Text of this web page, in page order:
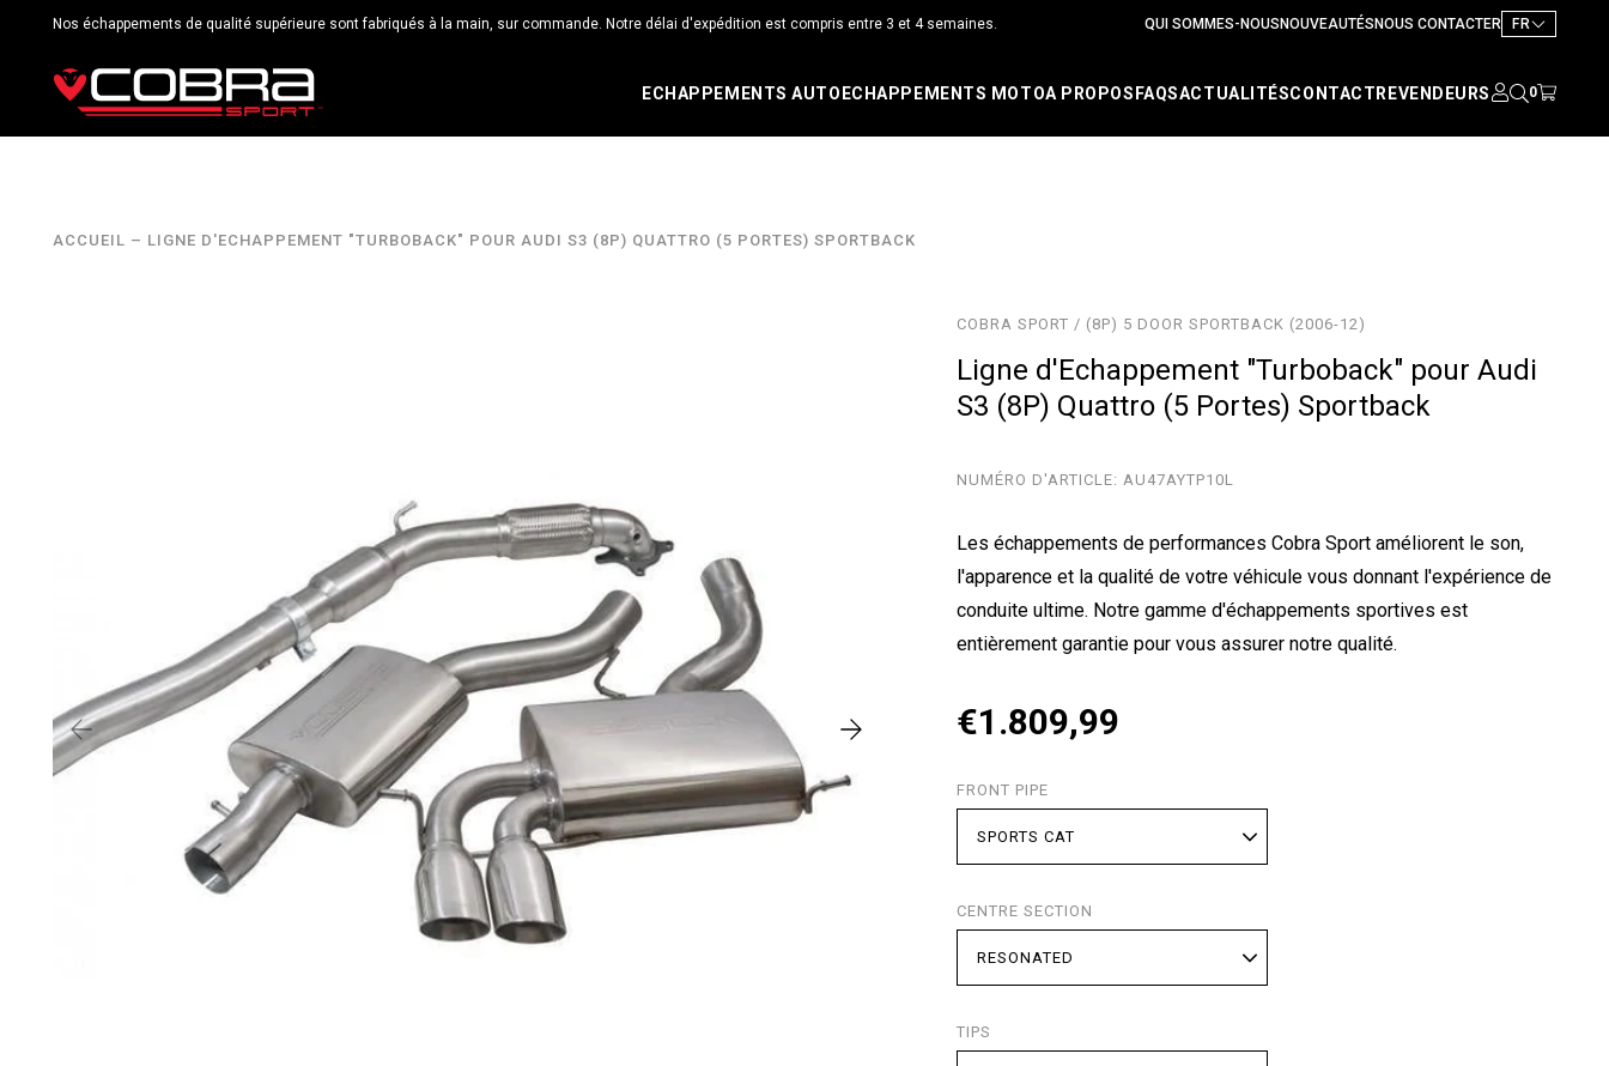
Nos échappements de qualité supérieure sont fabriqués à la main, sur commande. Notre délai d'expédition est compris entre 3 et 4 semaines. QUI SOMMES-NOUS NOUVEAUTÉS NOUS CONTACTER FR
ECHAPPEMENTS AUTOECHAPPEMENTS MOTOA PROPOSFAQSACTUALITÉSCONTACTREVENDEURS 0
ACCUEIL – LIGNE D'ECHAPPEMENT "TURBOBACK" POUR AUDI S3 (8P) QUATTRO (5 PORTES) SPORTBACK
COBRA SPORT / (8P) 5 DOOR SPORTBACK (2006-12)
Ligne d'Echappement "Turboback" pour Audi
S3 (8P) Quattro (5 Portes) Sportback
NUMÉRO D'ARTICLE: AU47AYTP10L
Les échappements de performances Cobra Sport améliorent le son,
l'apparence et la qualité de votre véhicule vous donnant l'expérience de
conduite ultime. Notre gamme d'échappements sportives est
entièrement garantie pour vous assurer notre qualité.
€1.809,99
FRONT PIPE
CENTRE SECTION
TIPS